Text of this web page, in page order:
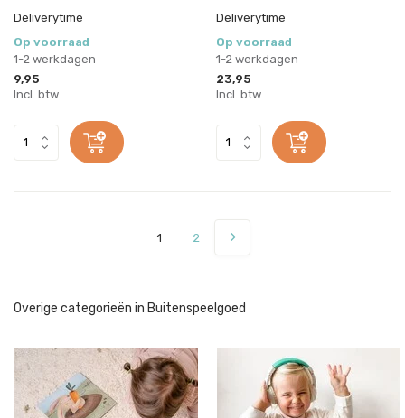
Deliverytime
Op voorraad
1-2 werkdagen
9,95
Incl. btw
Deliverytime
Op voorraad
1-2 werkdagen
23,95
Incl. btw
1 2
Overige categorieën in Buitenspeelgoed